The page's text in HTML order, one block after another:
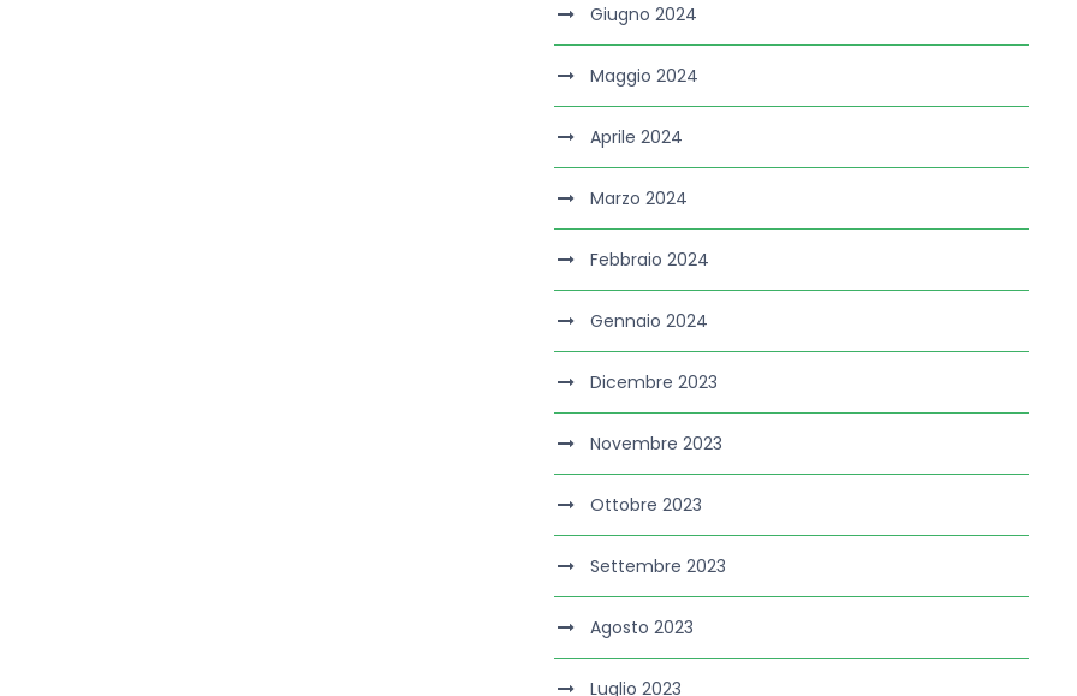
Giugno 2024
Maggio 2024
Aprile 2024
Marzo 2024
Febbraio 2024
Gennaio 2024
Dicembre 2023
Novembre 2023
Ottobre 2023
Settembre 2023
Agosto 2023
Luglio 2023